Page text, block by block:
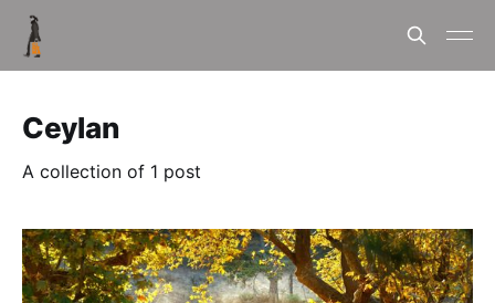
Ceylan
A collection of 1 post